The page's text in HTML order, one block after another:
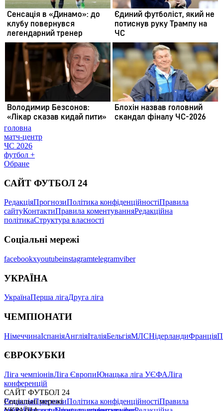
головна
матч-центр
ЧС 2026
футбол +
Обране
САЙТ ФУТБОЛ 24
РедакціяПрогнозиПолітика конфіденційностіПравила
сайтуКонтактиПравила коментуванняРедакційна
політикаСтруктура власності
Соціальні мережі
facebookxyoutubeinstagramtelegramviber
УКРАЇНА
УкраїнаПерша лігаДруга ліга
ЧЕМПІОНАТИ
НімеччинаІспаніяАнгліяІталіяБельгіяМЛСНідерландиФранція
ЄВРОКУБКИ
Ліга чемпіонівЛіга ЄвропиЮнацька ліга УЄФАЛіга
конференцій
САЙТ ФУТБОЛ 24
РедакціяПрогнозиПолітика конфіденційностіПравила
Соціальні мережі